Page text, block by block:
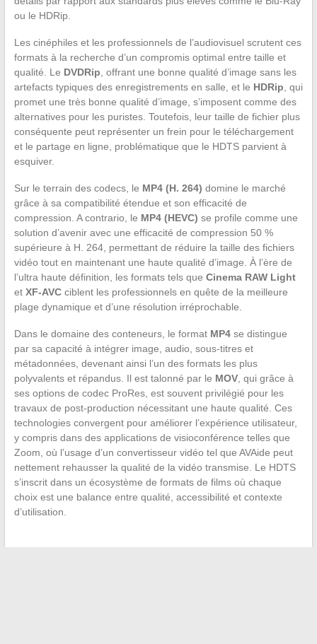
ou le HDRip.
Les cinéphiles et les professionnels de l’audiovisuel scrutent ces
formats à la recherche d’un compromis optimal entre taille et
qualité. Le DVDRip , offrant une bonne qualité d’image sans les
artefacts typiques des enregistrements en salle, et le HDRip , qui
promet une très bonne qualité d’image, s’imposent comme des
alternatives pour les puristes. Toutefois, leur taille de fichier plus
conséquente peut représenter un frein pour le téléchargement
et le partage en ligne, problématique que le HDTS parvient à
esquiver.
Sur le terrain des codecs, le MP4 (H. 264) domine le marché
grâce à sa compatibilité étendue et son efficacité de
compression. A contrario, le MP4 (HEVC) se profile comme une
solution d’avenir avec une efficacité de compression 50 %
supérieure à H. 264, permettant de réduire la taille des fichiers
vidéo tout en maintenant une haute qualité d’image. À l’ère de
l’ultra haute définition, les formats tels que Cinema RAW Light
et XF-AVCciblent les professionnels en quête de la meilleure
plage dynamique et d’une résolution irréprochable.
Dans le domaine des conteneurs, le format MP4se distingue
par sa capacité à intégrer image, audio, sous-titres et
métadonnées, devenant ainsi l’un des formats les plus
polyvalents et répandus. Il est talonné par le MOV, qui grâce à
ses options de codec ProRes, est souvent privilégié pour les
travaux de post-production nécessitant une haute qualité. Ces
technologies convergent pour améliorer l’expérience utilisateur,
y compris dans des applications de visioconférence telles que
Zoom, où l’usage d’un convertisseur vidéo tel que AVAide peut
nettement rehausser la qualité de la vidéo transmise. Le HDTS
s’inscrit dans un écosystème de formats de films où chaque
choix est une balance entre qualité, accessibilité et contexte
d’utilisation.